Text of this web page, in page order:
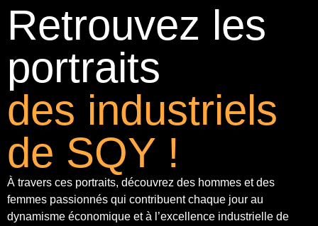
Retrouvez les
portraits
des industriels
de SQY !
À travers ces portraits, découvrez des hommes et des
femmes passionnés qui contribuent chaque jour au
dynamisme économique et à l’excellence industrielle de